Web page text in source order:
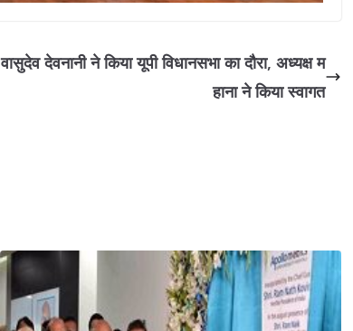
वासुदेव देवनानी ने किया यूपी विधानसभा का दौरा, अध्यक्ष म
हाना ने किया स्वागत